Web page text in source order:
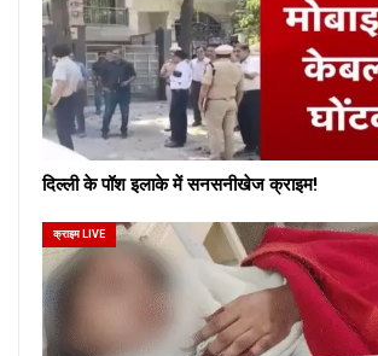
दिल्ली के पॉश इलाके में सनसनीखेज क्राइम!
क्राइम LIVE